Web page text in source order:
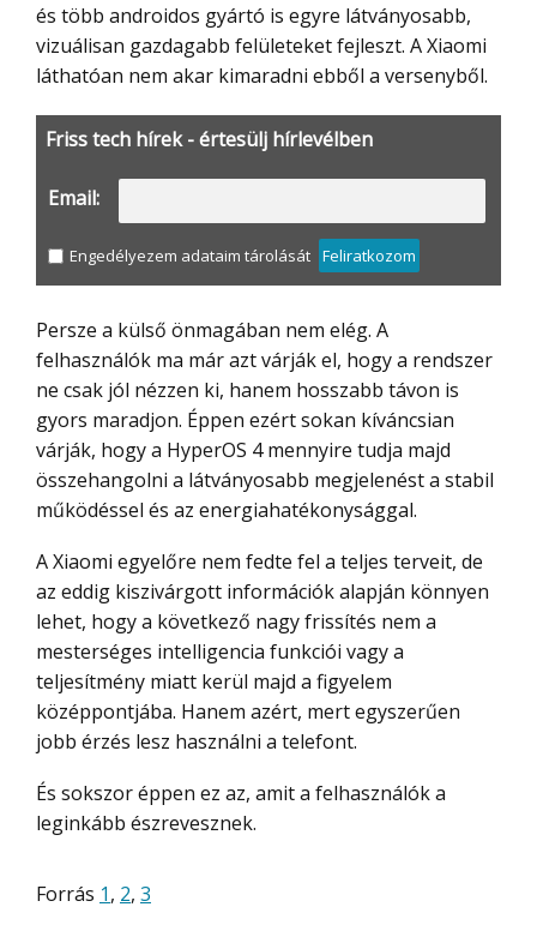
és több androidos gyártó is egyre látványosabb,
vizuálisan gazdagabb felületeket fejleszt. A Xiaomi
láthatóan nem akar kimaradni ebből a versenyből.
Friss tech hírek - értesülj hírlevélben
Email:
Engedélyezem adataim tárolását Feliratkozom
Persze a külső önmagában nem elég. A
felhasználók ma már azt várják el, hogy a rendszer
ne csak jól nézzen ki, hanem hosszabb távon is
gyors maradjon. Éppen ezért sokan kíváncsian
várják, hogy a HyperOS 4 mennyire tudja majd
összehangolni a látványosabb megjelenést a stabil
működéssel és az energiahatékonysággal.
A Xiaomi egyelőre nem fedte fel a teljes terveit, de
az eddig kiszivárgott információk alapján könnyen
lehet, hogy a következő nagy frissítés nem a
mesterséges intelligencia funkciói vagy a
teljesítmény miatt kerül majd a figyelem
középpontjába. Hanem azért, mert egyszerűen
jobb érzés lesz használni a telefont.
És sokszor éppen ez az, amit a felhasználók a
leginkább észrevesznek.
Forrás 1, 2, 3